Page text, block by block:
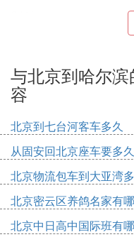
395264¥
2.8折
中国国航CA1621
空客321(中)
19:05
21:00
与北京到哈尔
容
北京到七台河客车多久
从固安回北京座车要多久
北京物流包车到大亚湾
钱
北京密云区养鸽名家有
人
北京中日高中国际班有